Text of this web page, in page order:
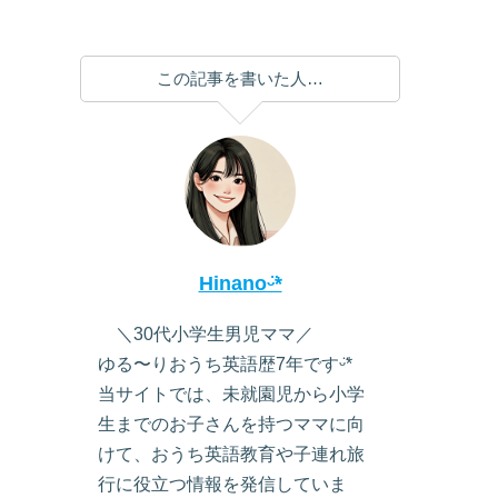
この記事を書いた人…
Hinanoᵕ̈*
＼30代小学生男児ママ／
ゆる〜りおうち英語歴7年ですᵕ̈*
当サイトでは、未就園児から小学
生までのお子さんを持つママに向
けて、おうち英語教育や子連れ旅
行に役立つ情報を発信していま